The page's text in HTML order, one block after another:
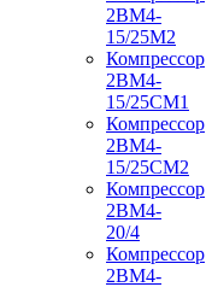
2ВМ4-
15/25М2
Компрессор
2ВМ4-
15/25СМ1
Компрессор
2ВМ4-
15/25СМ2
Компрессор
2ВМ4-
20/4
Компрессор
2ВМ4-